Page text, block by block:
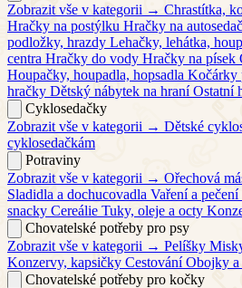
Zobrazit vše v kategorii → Chrastítka,
Hračky na postýlku Hračky na
podložky, hrazdy Lehačky, lehátka,
centra Hračky do vody Hračky na písek
Houpačky, houpadla, hopsadla Kočárky
hračky Dětský nábytek na hraní Ostatní
Cyklosedačky
Zobrazit vše v kategorii → Dětské
cyklosedačkám
Potraviny
Zobrazit vše v kategorii → Ořechová
Sladidla a dochucovadla Vaření a pečení
snacky Cereálie Tuky, oleje a octy
Chovatelské potřeby pro psy
Zobrazit vše v kategorii → Pelíšky
Konzervy, kapsičky Cestování Obojky a
Chovatelské potřeby pro kočky